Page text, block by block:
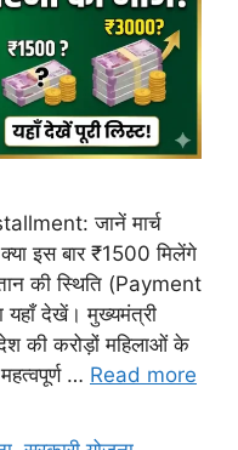
जानें मार्च
इस बार ₹1500 मिलेंगे
की स्थिति (Payment
देखें। मुख्यमंत्री
की करोड़ों महिलाओं के
… Read more